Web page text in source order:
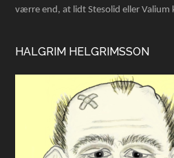
værre end, at lidt Stesolid eller Valium
HALGRIM HELGRIMSSON